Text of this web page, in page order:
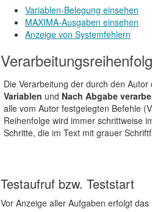
Variablen-Belegung einsehen
MAXIMA-Ausgaben einsehen
Anzeige von Systemfehlern
Die Verarbeitung der durch den Autor
Variablen und Nach Abgabe
alle vom Autor festgelegten Befehle
Reihenfolge wird immer schrittweise
Schritte, die im Text mit grauer
Testaufruf bzw. Teststart
Vor Anzeige aller Aufgaben erfolgt